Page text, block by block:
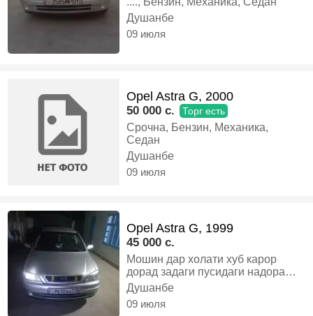
Душанбе
09 июля
Opel Astra G, 2000
50 000 c. Торг есть
Срочна, Бензин, Механика,
Седан
Душанбе
09 июля
Opel Astra G, 1999
45 000 c.
Мошин дар холати хуб карор
дорад задаги пусидаги надора
нав хучат кадем м4 балон 70% 4
чашка заводской матор звер
хадавой тубча Харидор аник
Душанбе
09 июля